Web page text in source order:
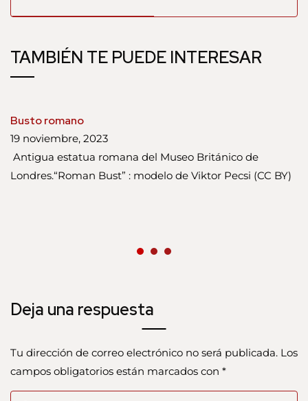
TAMBIÉN TE PUEDE INTERESAR
Busto romano
19 noviembre, 2023
Antigua estatua romana del Museo Británico de
Londres.“Roman Bust” : modelo de Viktor Pecsi (CC BY)
Deja una respuesta
Tu dirección de correo electrónico no será publicada. Los
campos obligatorios están marcados con *